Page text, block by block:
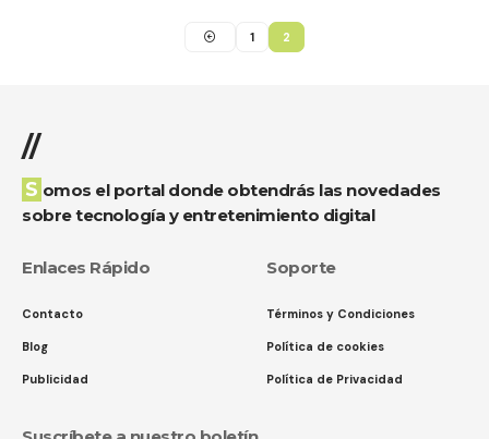
1 2
//
Somos el portal donde obtendrás las novedades
sobre tecnología y entretenimiento digital
Enlaces Rápido
Contacto
Blog
Publicidad
Soporte
Términos y Condiciones
Política de cookies
Política de Privacidad